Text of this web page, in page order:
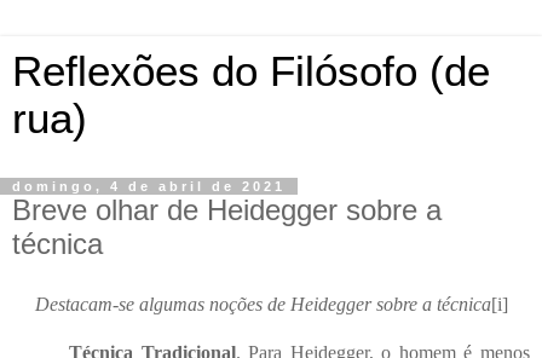
Reflexões do Filósofo (de
rua)
domingo, 4 de abril de 2021
Breve olhar de Heidegger sobre a
técnica
Destacam-se algumas noções de Heidegger sobre a técnica[i]
Técnica Tradicional. Para Heidegger, o homem é menos